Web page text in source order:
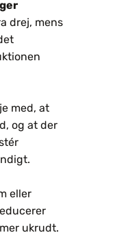
drej, mens
med, at
og at der
eller
ukrudt.